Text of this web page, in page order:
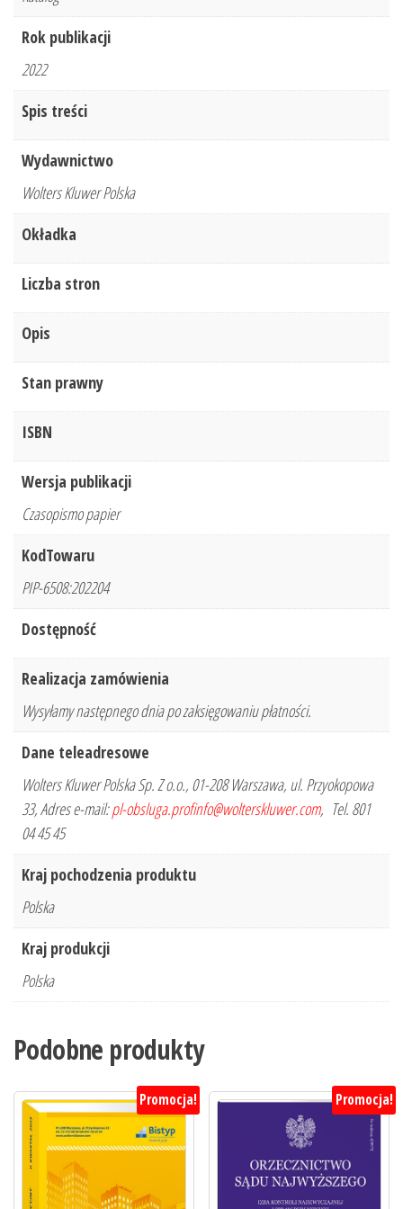
Rok publikacji
2022
Spis treści
Wydawnictwo
Wolters Kluwer Polska
Okładka
Liczba stron
Opis
Stan prawny
ISBN
Wersja publikacji
Czasopismo papier
KodTowaru
PIP-6508:202204
Dostępność
Realizacja zamówienia
Wysyłamy następnego dnia po zaksięgowaniu płatności.
Dane teleadresowe
Wolters Kluwer Polska Sp. Z o.o., 01-208 Warszawa, ul. Przyokopowa
33, Adres e-mail:pl-obsluga.profinfo@wolterskluwer.com, Tel. 801
04 45 45
Kraj pochodzenia produktu
Polska
Kraj produkcji
Polska
Podobne produkty
Promocja! Promocja!